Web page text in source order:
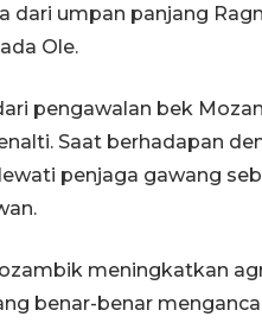
dari umpan panjang
Ole.
pengawalan bek
Saat berhadapan
penjaga gawang
meningkatkan
benar-benar